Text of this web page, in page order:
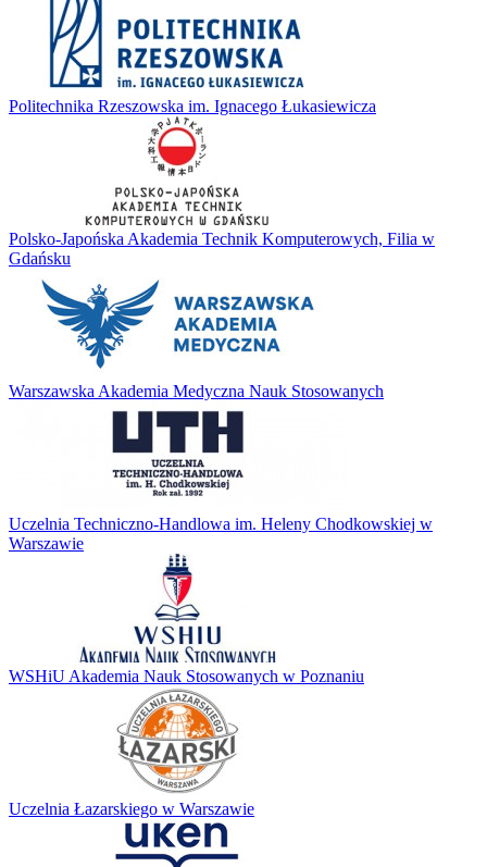
Politechnika Rzeszowska im. Ignacego Łukasiewicza
Polsko-Japońska Akademia Technik Komputerowych, Filia w
Gdańsku
Warszawska Akademia Medyczna Nauk Stosowanych
Uczelnia Techniczno-Handlowa im. Heleny Chodkowskiej w
Warszawie
WSHiU Akademia Nauk Stosowanych w Poznaniu
Uczelnia Łazarskiego w Warszawie